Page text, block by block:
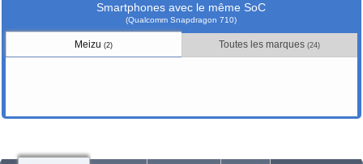
Smartphones avec le même SoC
(Qualcomm Snapdragon 710)
Meizu(2) Toutes les marques(24)